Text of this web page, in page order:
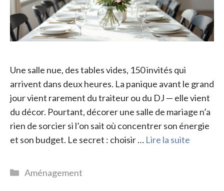
Une salle nue, des tables vides, 150 invités qui
arrivent dans deux heures. La panique avant le grand
jour vient rarement du traiteur ou du DJ — elle vient
du décor. Pourtant, décorer une salle de mariage n’a
rien de sorcier si l’on sait où concentrer son énergie
et son budget. Le secret : choisir … Lire la suite
Catégories
Aménagement